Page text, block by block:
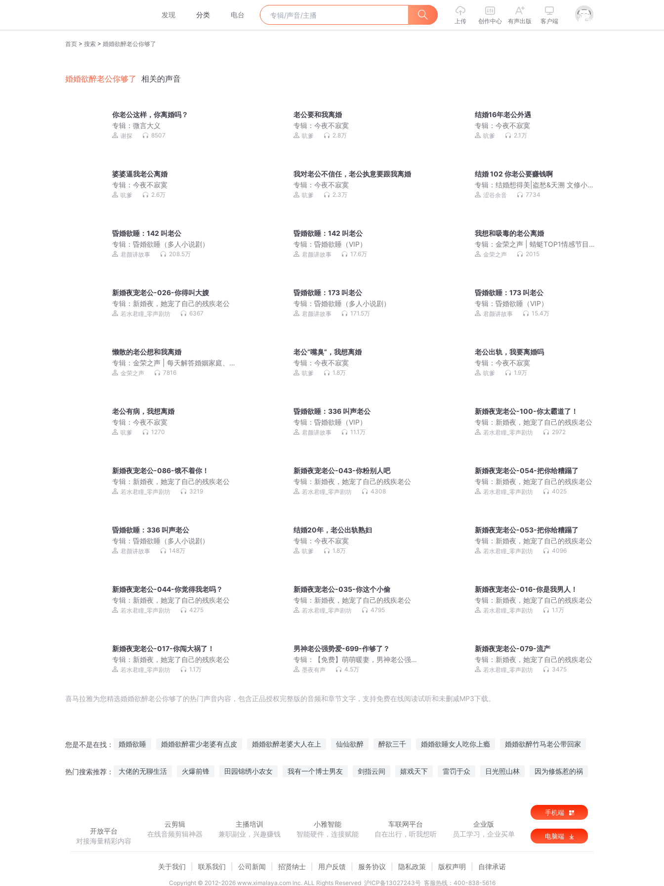
发现 分类 电台
上传 创作中心 有声出版 客户端
首页 > 搜索 > 婚婚欲醉老公你够了
婚婚欲醉老公你够了 相关的声音
你老公这样，你离婚吗？
专辑： 微言大义
谢探 8507
老公要和我离婚
专辑：今夜不寂寞
吭爹 2.8万
结婚16年老公外遇
专辑：今夜不寂寞
吭爹 2.1万
婆婆逼我老公离婚
专辑： 今夜不寂寞
吭爹 2.6万
我对老公不信任，老公执意要跟我离婚
专辑：今夜不寂寞
吭爹 2.3万
结婚 102 你老公要赚钱啊
专辑：结婚想得美|盗愁&天溯 文修小哥
欢乐追爱 双男主
涩谷余音 7734
昏婚欲睡：142 叫老公
专辑： 昏婚欲睡（多人小说剧）
君颜讲故事 208.5万
昏婚欲睡：142 叫老公
专辑：昏婚欲睡（VIP）
君颜讲故事 17.6万
我想和吸毒的老公离婚
专辑：金荣之声 | 蜻蜓TOP1情感节目，
每天解答婚姻家庭、情感困惑、子女教
金荣之声 2015
新婚夜宠老公-026-你得叫大嫂
专辑： 新婚夜，她宠了自己的残疾老公
若水君瞳_零声剧坊 6367
昏婚欲睡：173 叫老公
专辑：昏婚欲睡（多人小说剧）
君颜讲故事 171.5万
昏婚欲睡：173 叫老公
专辑：昏婚欲睡（VIP）
君颜讲故事 15.4万
懒散的老公想和我离婚
专辑： 金荣之声 | 每天解答婚姻家庭、
情感困惑、子女教育等生活烦恼
金荣之声 7816
老公“嘴臭”，我想离婚
专辑：今夜不寂寞
吭爹 1.8万
老公出轨，我要离婚吗
专辑：今夜不寂寞
吭爹 1.9万
老公有病，我想离婚
专辑： 今夜不寂寞
吭爹 1270
昏婚欲睡：336 叫声老公
专辑：昏婚欲睡（VIP）
君颜讲故事 11.1万
新婚夜宠老公-100-你太霸道了！
专辑： 新婚夜，她宠了自己的残疾老公
若水君瞳_零声剧坊 2972
新婚夜宠老公-086-饿不着你！
专辑： 新婚夜，她宠了自己的残疾老公
若水君瞳_零声剧坊 3219
新婚夜宠老公-043-你粉别人吧
专辑： 新婚夜，她宠了自己的残疾老公
若水君瞳_零声剧坊 4308
新婚夜宠老公-054-把你给糟蹋了
专辑： 新婚夜，她宠了自己的残疾老公
若水君瞳_零声剧坊 4025
昏婚欲睡：336 叫声老公
专辑： 昏婚欲睡（多人小说剧）
君颜讲故事 148万
结婚20年，老公出轨熟妇
专辑：今夜不寂寞
吭爹 1.8万
新婚夜宠老公-053-把你给糟蹋了
专辑： 新婚夜，她宠了自己的残疾老公
若水君瞳_零声剧坊 4096
新婚夜宠老公-044-你觉得我老吗？
专辑： 新婚夜，她宠了自己的残疾老公
若水君瞳_零声剧坊 4275
新婚夜宠老公-035-你这个小偷
专辑： 新婚夜，她宠了自己的残疾老公
若水君瞳_零声剧坊 4795
新婚夜宠老公-016-你是我男人！
专辑： 新婚夜，她宠了自己的残疾老公
若水君瞳_零声剧坊 1.1万
新婚夜宠老公-017-你闯大祸了！
专辑： 新婚夜，她宠了自己的残疾老公
若水君瞳_零声剧坊 1.1万
男神老公强势爱-699-作够了？
专辑：
【免费】萌萌暖妻，男神老公强
势爱|暖心虐恋|多人有声剧
墨夜有声 4.5万
新婚夜宠老公-079-流产
专辑： 新婚夜，她宠了自己的残疾老公
若水君瞳_零声剧坊 3475
喜马拉雅为您精选婚婚欲醉老公你够了的热门声音内容，包含正品授权完整版的音频和章节文字，支持免费在线阅读试听和未删减MP3下载。
您是不是在找： 婚婚欲睡 婚婚欲醉霍少老婆有点皮 婚婚欲醉老婆大人在上 仙仙欲醉 醉欲三千 婚婚欲睡女人吃你上瘾 婚婚欲醉竹马老公带回家
热门搜索推荐： 大佬的无聊生活 火爆前锋 田园锦绣小农女 我有一个博士男友 剑指云间 嬉戏天下 雷罚于众 日光照山林 因为修炼惹的祸
开放平台
对接海量精彩内容
云剪辑
在线音频剪辑神器
主播培训
兼职副业，兴趣赚钱
小雅智能
智能硬件，连接赋能
车联网平台
自在出行，听我想听
企业版
员工学习，企业买单
手机端
电脑端
关于我们 联系我们 公司新闻 招贤纳士 用户反馈 服务协议 隐私政策 版权声明 自律承诺
Copyright © 2012-2026www.ximalaya.com lnc. ALL Rights Reserved 沪ICP备13027243号 客服热线：400-838-5616